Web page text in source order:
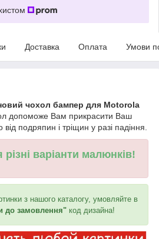
Доставка Оплата Умови
чохол бампер для Motorola
допоможе Вам прикрасити Ваш
подряпин і тріщин у разі падіння.
варіанти малюнків!
з нашого каталогу, умовляйте в
до замовлення" код дизайна!